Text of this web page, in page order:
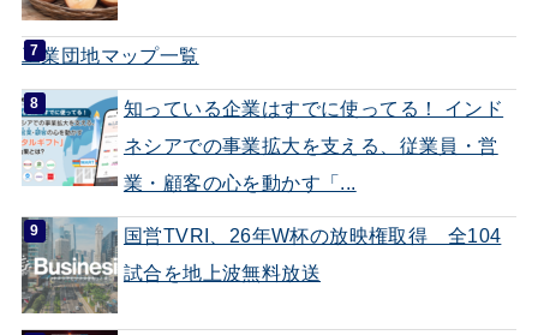
工業団地マップ一覧
知っている企業はすでに使ってる！ インド
ネシアでの事業拡大を支える、従業員・営
業・顧客の心を動かす「...
国営TVRI、26年W杯の放映権取得 全104
試合を地上波無料放送